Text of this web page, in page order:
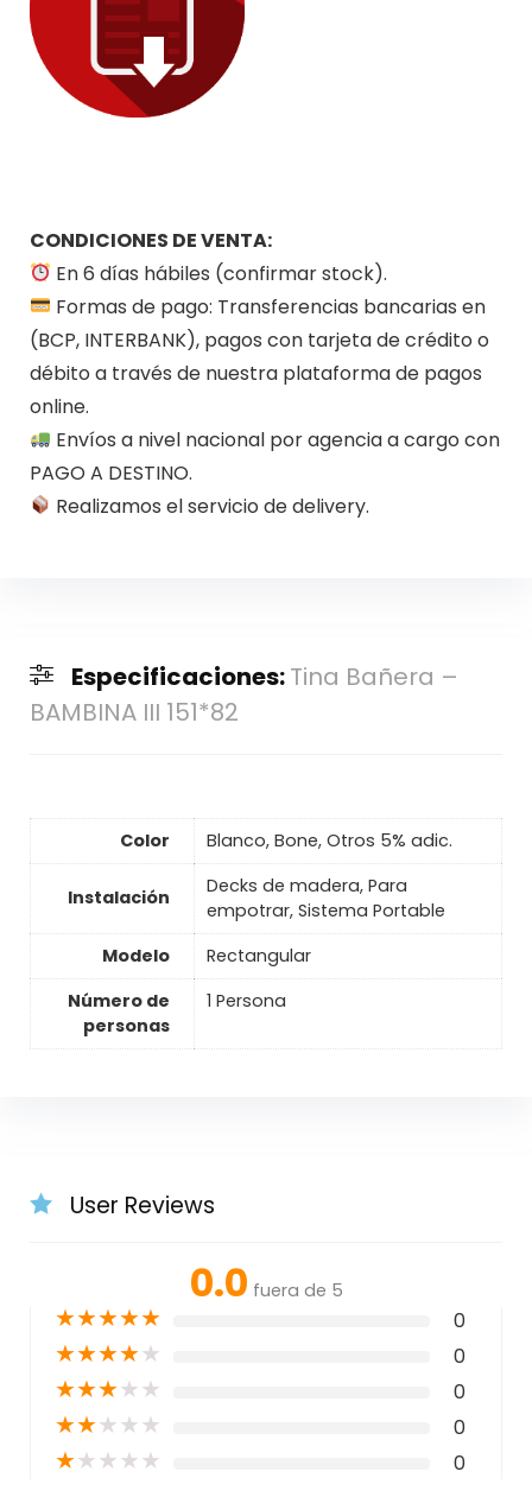
CONDICIONES DE VENTA:
En 6 días hábiles (confirmar stock).
Formas de pago: Transferencias bancarias en
(BCP, INTERBANK), pagos con tarjeta de crédito o
débito a través de nuestra plataforma de pagos
online.
Envíos a nivel nacional por agencia a cargo con
PAGO A DESTINO.
Realizamos el servicio de delivery.
Especificaciones:Tina Bañera –
BAMBINA III 151*82
Color Blanco, Bone, Otros 5% adic.
Instalación
Decks de madera, Para
empotrar, Sistema Portable
Modelo
Rectangular
Número de
personas
1 Persona
User Reviews
0.0 fuera de 5
★★★★★ 0
★★★★★ 0
★★★★★ 0
★★★★★ 0
★★★★★ 0